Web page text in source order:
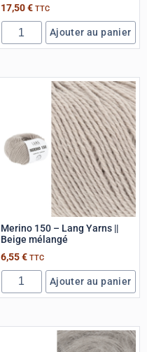
17,50€ TTC
Ajouter au panier
Merino 150 – Lang Yarns ||
Beige mélangé
6,55€ TTC
Ajouter au panier